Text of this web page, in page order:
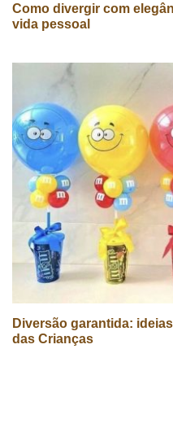
Como divergir com
vida pessoal
Diversão garantida:
das Crianças